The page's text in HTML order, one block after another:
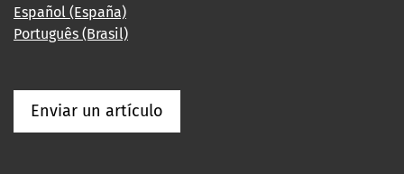
Español (España)
Português (Brasil)
Enviar un artículo